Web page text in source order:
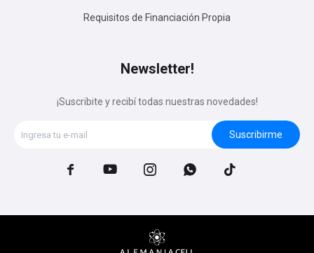
Requisitos de Financiación Propia
Newsletter!
¡Suscribite y recibí todas nuestras novedades!
Suscribirme
    